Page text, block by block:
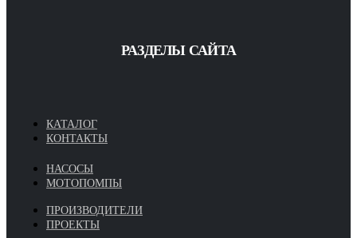
РАЗДЕЛЫ САЙТА
КАТАЛОГ
КОНТАКТЫ
НАСОСЫ
МОТОПОМПЫ
ПРОИЗВОДИТЕЛИ
ПРОЕКТЫ